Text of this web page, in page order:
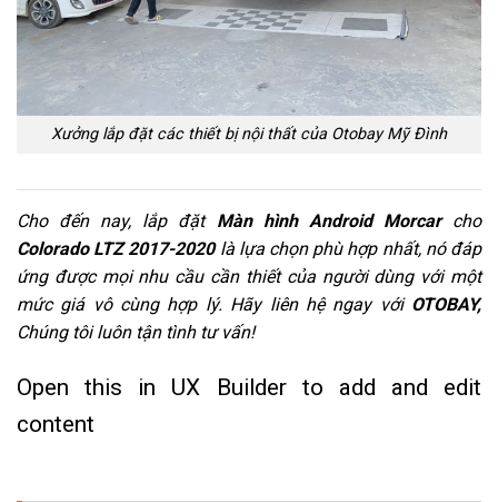
Xưởng lắp đặt các thiết bị nội thất của Otobay Mỹ Đình
Cho đến nay, lắp đặt Màn hình Android Morcar cho
Colorado LTZ 2017-2020 là lựa chọn phù hợp nhất, nó đáp
ứng được mọi nhu cầu cần thiết của người dùng với một
mức giá vô cùng hợp lý. Hãy liên hệ ngay với OTOBAY,
Chúng tôi luôn tận tình tư vấn!
Open this in UX Builder to add and edit
content